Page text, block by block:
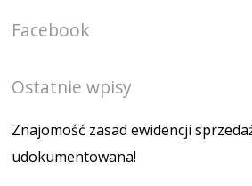
Facebook
Ostatnie wpisy
Znajomość zasad ewidencji
udokumentowana!